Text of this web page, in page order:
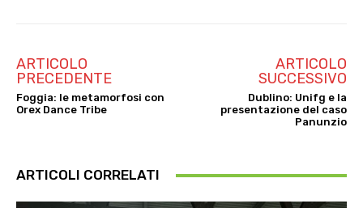
ARTICOLO
PRECEDENTE
Foggia: le metamorfosi con
Orex Dance Tribe
ARTICOLO
SUCCESSIVO
Dublino: Unifg e la
presentazione del caso
Panunzio
ARTICOLI CORRELATI